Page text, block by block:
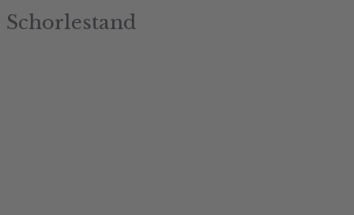
Schorlestand